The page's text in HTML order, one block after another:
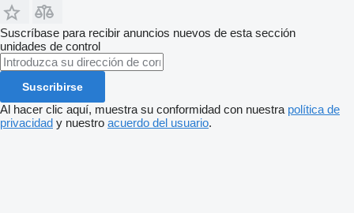
Suscríbase para recibir anuncios nuevos de esta sección
unidades de control
Suscribirse
Al hacer clic aquí, muestra su conformidad con nuestra política de
privacidad y nuestro acuerdo del usuario.